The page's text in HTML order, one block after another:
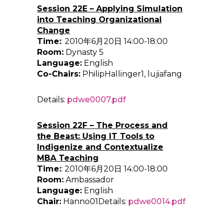
Session 22E – Applying Simulation
into Teaching Organizational
Change
Time:: 2010年6月20日 14:00-18:00
Room: Dynasty 5
Language: English
Co-Chairs: PhilipHallinger1, lujiafang
Details: pdwe0007.pdf
Session 22F – The Process and
the Beast: Using IT Tools to
Indigenize and Contextualize
MBA Teaching
Time:: 2010年6月20日 14:00-18:00
Room: Ambassador
Language: English
Chair: Hanno01Details: pdwe0014.pdf